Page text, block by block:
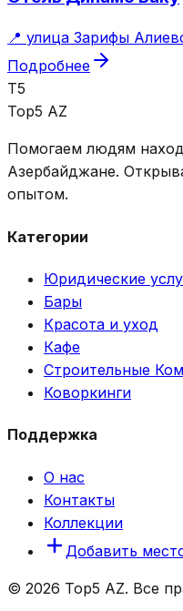
📍 улица Зарифы
Подробнее
T5
Top5 AZ
Помогаем людям
Азербайджане.
опытом.
Категории
Юридические
Бары
Красота и уход
Кафе
Строительные
Коворкинги
Поддержка
О нас
Контакты
Коллекции
Добавить
© 2026 Top5 AZ. Все